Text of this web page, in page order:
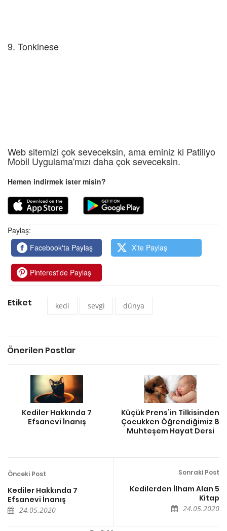
9. Tonkinese
Web sitemizi çok seveceksin, ama eminiz ki Patiliyo
Mobil Uygulama'mızı daha çok seveceksin.
Hemen indirmek ister misin?
Paylaş:
Facebook'ta Paylaş
X'te Paylaş
Pinterest'de Paylaş
Etiket kedi sevgi dünya
Önerilen Postlar
Kediler Hakkında 7
Efsanevi İnanış
Küçük Prens’in Tilkisinden
Çocukken Öğrendiğimiz 8
Muhteşem Hayat Dersi
Önceki Post
Kediler Hakkında 7
Efsanevi İnanış
24.05.2020
Sonraki Post
Kedilerden İlham Alan 5
Kitap
24.05.2020